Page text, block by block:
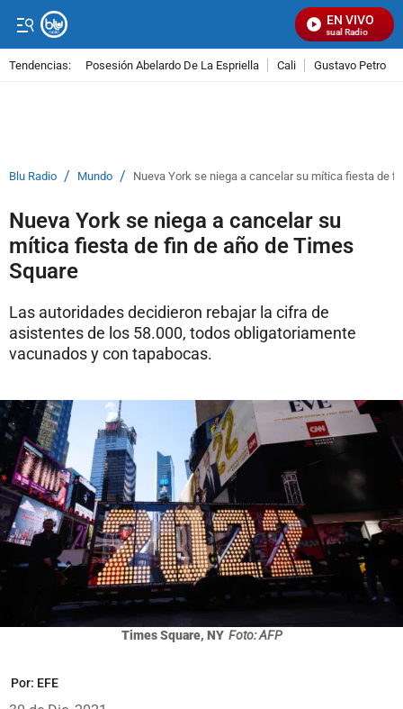
EN VIVO
Señal Visual Radio
Tendencias: Posesión Abelardo De La Espriella Cali Gustavo Petro
Blu Radio / Mundo / Nueva York se niega a cancelar su mítica fiesta de
Nueva York se niega a cancelar su
mítica fiesta de fin de año de Times
Square
Las autoridades decidieron rebajar la cifra de
asistentes de los 58.000, todos obligatoriamente
vacunados y con tapabocas.
Times Square, NY Foto: AFP
Por: EFE